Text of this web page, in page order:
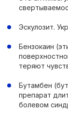
Эскулозит.
Бензокаин
теряют
Бутамбен
препарат
болевом